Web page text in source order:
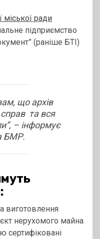
міської ради
підприємство
(раніше БТІ)
що архів
справ та вся
– інформує
БМР.
виготовлення
нерухомого майна
сертифіковані